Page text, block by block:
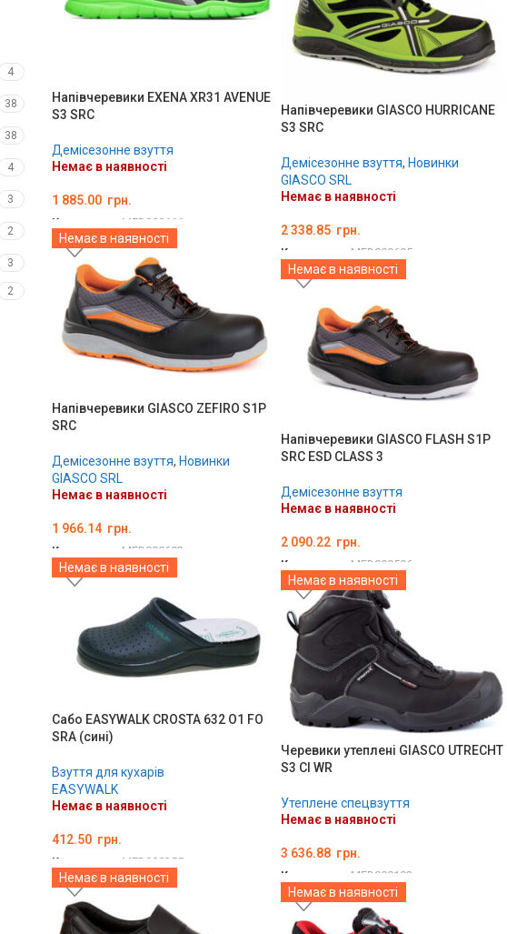
4
38
38
4
3
2
3
2
Напівчеревики EXENA XR31 AVENUE
S3 SRC
Демісезонне взуття
Немає в наявності
1 885.00 грн.
Код товару: MED000666
ОБЕРІТЬ ОПЦІЇ
Напівчеревики GIASCO HURRICANE
S3 SRC
Демісезонне взуття, Новинки
GIASCO SRL
Немає в наявності
2 338.85 грн.
Код товару: MED000605
ОБЕРІТЬ ОПЦІЇ
Немає в наявності
Напівчеревики GIASCO ZEFIRO S1P
SRC
Демісезонне взуття, Новинки
GIASCO SRL
Немає в наявності
1 966.14 грн.
Код товару: MED000602
ОБЕРІТЬ ОПЦІЇ
Немає в наявності
Напівчеревики GIASCO FLASH S1P
SRC ESD CLASS 3
Демісезонне взуття
Немає в наявності
2 090.22 грн.
Код товару: MED000596
ОБЕРІТЬ ОПЦІЇ
Немає в наявності
Сабо EASYWALK CROSTA 632 O1 FO
SRA (сині)
Взуття для кухарів
EASYWALK
Немає в наявності
412.50 грн.
Код товару: MED000355
ОБЕРІТЬ ОПЦІЇ
Немає в наявності
Черевики утеплені GIASCO UTRECHT
S3 CI WR
Утеплене спецвзуття
Немає в наявності
3 636.88 грн.
Код товару: MED000192
ОБЕРІТЬ ОПЦІЇ
Немає в наявності
Немає в наявності